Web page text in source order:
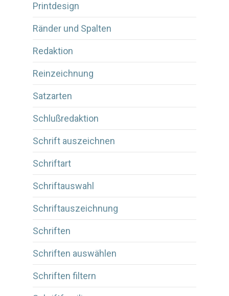
Printdesign
Ränder und Spalten
Redaktion
Reinzeichnung
Satzarten
Schlußredaktion
Schrift auszeichnen
Schriftart
Schriftauswahl
Schriftauszeichnung
Schriften
Schriften auswählen
Schriften filtern